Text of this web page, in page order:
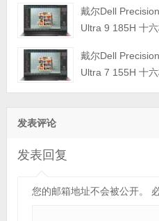
示屏|三年保修)戴尔Dell
Ultra 9 185H 十
示屏|三年保修)戴尔Dell
Ultra 7 155H 十
发表评论
发表回复
您的邮箱地址不会被公开。